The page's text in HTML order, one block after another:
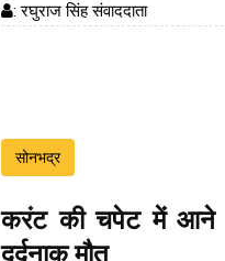
: रघुराज सिंह संवाददाता
सोनभद्र
करंट की चपेट में आने
दर्दनाक मौत